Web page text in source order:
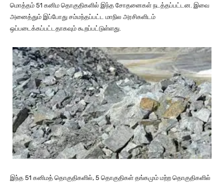
மொத்தம் 51 கனிம தொகுதிகளில் இந்த சோதனைகள் நடத்தப்பட்டன. இவை
அனைத்தும் இப்போது சம்மந்தப்பட்ட மாநில அரசிகளிடம்
ஒப்படைக்கப்பட்டதாகவும் கூறப்பட்டுள்ளது.
இந்த 51 கனிமத் தொகுதிகளில், 5 தொகுதிகள் தங்கமும் மற்ற தொகுதிகளில்